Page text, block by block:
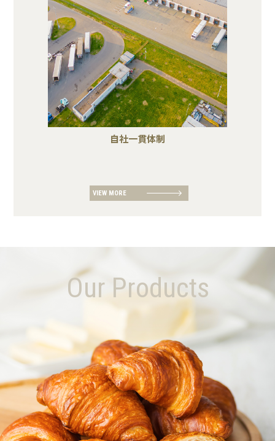
自社一貫体制
VIEW MORE
Our Products